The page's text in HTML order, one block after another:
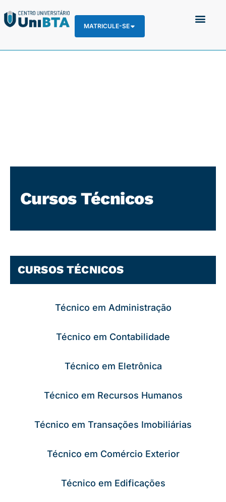
MATRICULE-SE
Cursos Técnicos
CURSOS TÉCNICOS
Técnico em Administração
Técnico em Contabilidade
Técnico em Eletrônica
Técnico em Recursos Humanos
Técnico em Transações Imobiliárias
Técnico em Comércio Exterior
Técnico em Edificações